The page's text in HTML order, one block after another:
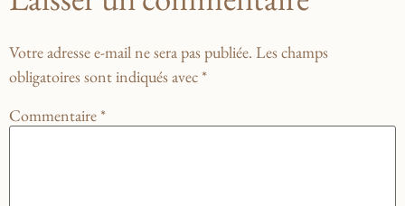
Votre adresse e-mail ne sera pas publiée. Les champs
obligatoires sont indiqués avec*
Commentaire*